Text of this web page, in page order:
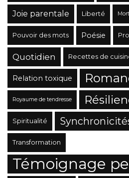
Joie parentale Liberté Mort
Pouvoir des mots Poésie
Quotidien Recettes de
Relation toxique
Royaume de tendresse
Spiritualité
Transformation
Témoignage